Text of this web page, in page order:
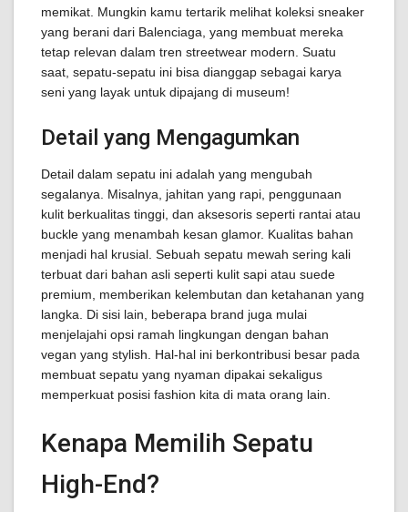
memikat. Mungkin kamu tertarik melihat koleksi sneaker
yang berani dari Balenciaga, yang membuat mereka
tetap relevan dalam tren streetwear modern. Suatu
saat, sepatu-sepatu ini bisa dianggap sebagai karya
seni yang layak untuk dipajang di museum!
Detail yang Mengagumkan
Detail dalam sepatu ini adalah yang mengubah
segalanya. Misalnya, jahitan yang rapi, penggunaan
kulit berkualitas tinggi, dan aksesoris seperti rantai atau
buckle yang menambah kesan glamor. Kualitas bahan
menjadi hal krusial. Sebuah sepatu mewah sering kali
terbuat dari bahan asli seperti kulit sapi atau suede
premium, memberikan kelembutan dan ketahanan yang
langka. Di sisi lain, beberapa brand juga mulai
menjelajahi opsi ramah lingkungan dengan bahan
vegan yang stylish. Hal-hal ini berkontribusi besar pada
membuat sepatu yang nyaman dipakai sekaligus
memperkuat posisi fashion kita di mata orang lain.
Kenapa Memilih Sepatu
High-End?